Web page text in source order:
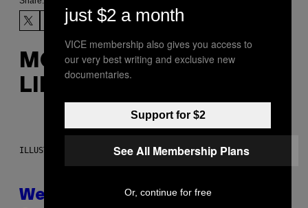
MORE
LIKE THIS
ILLUSTRATION BY REESA
Weekly Horoscope: August 9-
just $2 a month
VICE membership also gives you access to
our very best writing and exclusive new
documentaries.
Support for $2
See All Membership Plans
Or, continue for free